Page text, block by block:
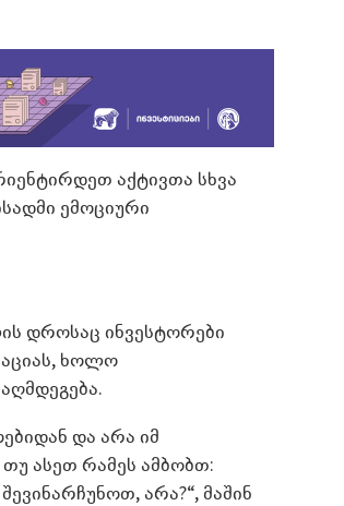
აქტივთა სხვა
ემოციური
დროსაც ინვესტორები
ხოლო
და არა იმ
ასეთ რამეს ამბობთ:
არა?“, მაშინ